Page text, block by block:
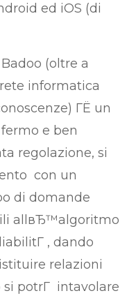
ed iOS (di
(oltre a
informatica
ГЁ un
e ben
regolazione, si
con un
di domande
allвЂ™algoritmo
, dando
relazioni
si potrГ intavolare